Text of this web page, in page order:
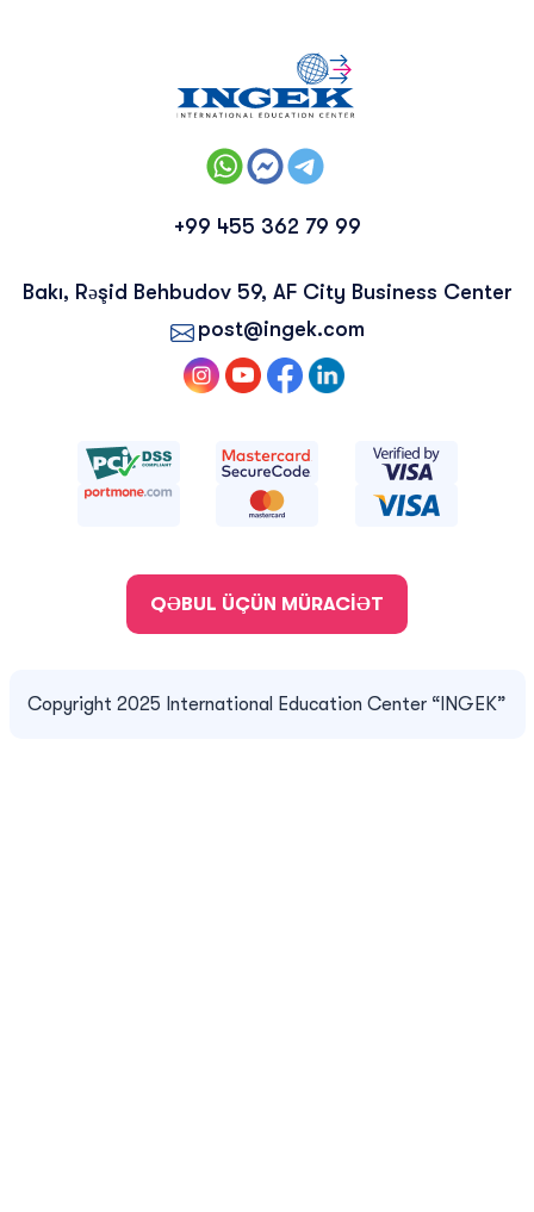
+99 455 362 79 99
Bakı, Rəşid Behbudov 59, AF City Business Center
post@ingek.com
QƏBUL ÜÇÜN MÜRACİƏT
Copyright 2025 International Education Center “INGEK”